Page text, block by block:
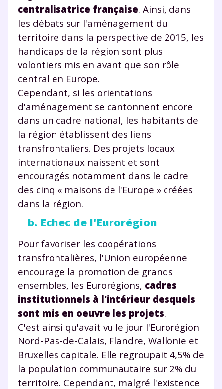
centralisatrice française. Ainsi, dans
les débats sur l'aménagement du
territoire dans la perspective de 2015, les
handicaps de la région sont plus
volontiers mis en avant que son rôle
central en Europe.
Cependant, si les orientations
d'aménagement se cantonnent encore
dans un cadre national, les habitants de
la région établissent des liens
transfrontaliers. Des projets locaux
internationaux naissent et sont
encouragés notamment dans le cadre
des cinq « maisons de l'Europe » créées
dans la région.
b. Echec de l'Eurorégion
Pour favoriser les coopérations
transfrontalières, l'Union européenne
encourage la promotion de grands
ensembles, les Eurorégions, cadres
institutionnels à l'intérieur desquels
sont mis en oeuvre les projets.
C'est ainsi qu'avait vu le jour l'Eurorégion
Nord-Pas-de-Calais, Flandre, Wallonie et
Bruxelles capitale. Elle regroupait 4,5% de
la population communautaire sur 2% du
territoire. Cependant, malgré l'existence
Testez gratuitement
pendant 24h notre
plateforme de soutien
scolaire !
Fiches de cours et vidéos ,exercices
corrigés,podcasts de révisions
Un espace dédié aux parents pour
suivre les progrès
Tout le programme scolaire du CP à
la Terminale
Des profs expérimentés disponibles
à la demande par tchat, audio ou
vidéo
TESTER GRATUITEMENT
* Votre code d'accès sera envoyé à cette adresse e-mail. En
renseignant votre e-mail, vous consentez à ce que vos
données à caractère personnel soient traitées par SEJER, sous
la marque myMaxicours, afin que SEJER puisse vous donner
accès au service de soutien scolaire pendant 24h. Pour en
savoir plus sur la gestion de vos données personnelles et
pour exercer vos droits, vous pouvez consulter notre
charte
J’accepte de recevoir les actualités et des
communications de la part de
myMaxicours.